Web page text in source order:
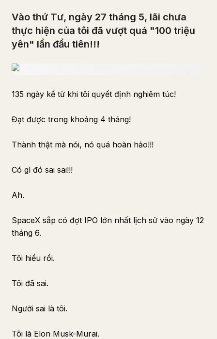
Vào thứ Tư, ngày 27 tháng 5, lãi chưa
thực hiện của tôi đã vượt quá "100 triệu
yên" lần đầu tiên!!!
135 ngày kể từ khi tôi quyết định nghiêm túc!
Đạt được trong khoảng 4 tháng!
Thành thật mà nói, nó quá hoàn hảo!!!
Có gì đó sai sai!!!
Ah.
SpaceX sắp có đợt IPO lớn nhất lịch sử vào ngày 12
tháng 6.
Tôi hiểu rồi.
Tôi đã sai.
Người sai là tôi.
Tôi là Elon Musk-Murai.